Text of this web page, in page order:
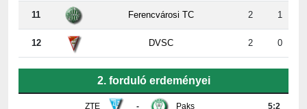
12 DVSC 2 0
ZTE - Paks
Újpest DVSC 4:2